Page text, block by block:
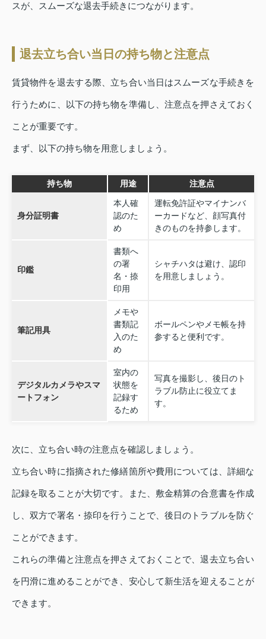
スが、スムーズな退去手続きにつながります。
退去立ち合い当日の持ち物と注意点
賃貸物件を退去する際、立ち合い当日はスムーズな手続きを
行うために、以下の持ち物を準備し、注意点を押さえておく
ことが重要です。
まず、以下の持ち物を用意しましょう。
持ち物 用途 注意点
身分証明書
本人確
認のた
め
運転免許証やマイナンバ
ーカードなど、顔写真付
きのものを持参します。
印鑑
書類へ
の署
名・捺
印用
シャチハタは避け、認印
を用意しましょう。
筆記用具
メモや
書類記
入のた
め
ボールペンやメモ帳を持
参すると便利です。
デジタルカメラやスマ
ートフォン
室内の
状態を
記録す
るため
写真を撮影し、後日のト
ラブル防止に役立てま
す。
次に、立ち合い時の注意点を確認しましょう。
立ち合い時に指摘された修繕箇所や費用については、詳細な
記録を取ることが大切です。また、敷金精算の合意書を作成
し、双方で署名・捺印を行うことで、後日のトラブルを防ぐ
ことができます。
これらの準備と注意点を押さえておくことで、退去立ち合い
を円滑に進めることができ、安心して新生活を迎えることが
できます。